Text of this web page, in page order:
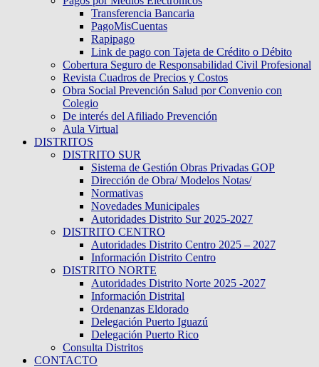
Transferencia Bancaria
PagoMisCuentas
Rapipago
Link de pago con Tajeta de Crédito o Débito
Cobertura Seguro de Responsabilidad Civil Profesional
Revista Cuadros de Precios y Costos
Obra Social Prevención Salud por Convenio con
Colegio
De interés del Afiliado Prevención
Aula Virtual
DISTRITOS
DISTRITO SUR
Sistema de Gestión Obras Privadas GOP
Dirección de Obra/ Modelos Notas/
Normativas
Novedades Municipales
Autoridades Distrito Sur 2025-2027
DISTRITO CENTRO
Autoridades Distrito Centro 2025 – 2027
Información Distrito Centro
DISTRITO NORTE
Autoridades Distrito Norte 2025 -2027
Información Distrital
Ordenanzas Eldorado
Delegación Puerto Iguazú
Delegación Puerto Rico
Consulta Distritos
CONTACTO